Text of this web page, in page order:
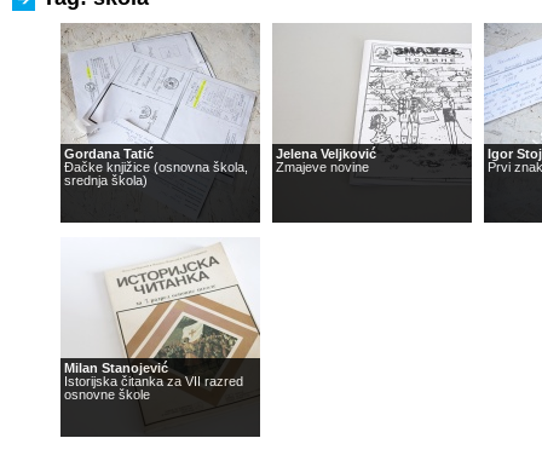
Gordana Tatić
Đačke knjižice (osnovna škola,
srednja škola)
Jelena Veljković
Zmajeve novine
Igor
Prvi
Milan Stanojević
Istorijska čitanka za VII razred
osnovne škole